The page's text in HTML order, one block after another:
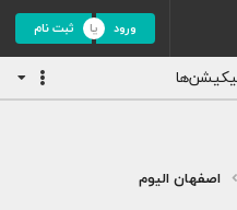
ورود ثبت نام
اصفهان الیوم